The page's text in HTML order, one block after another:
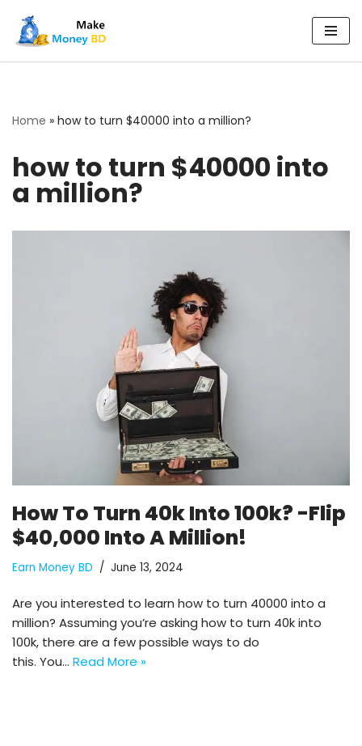
Skip
to
Home » how to turn $40000 into a million?
how to turn $40000 into
a million?
How To Turn 40k Into 100k? -Flip
$40,000 Into A Million!
Earn Money BD June 13, 2024
Are you interested to learn how to turn 40000 into a
million? Assuming you’re asking how to turn 40k into
100k, there are a few possible ways to do
this. You… Read More »